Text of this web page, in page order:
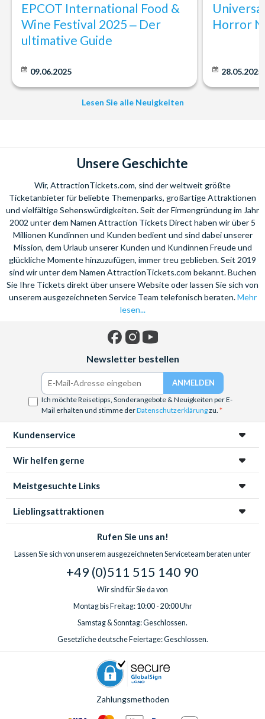
EPCOT International Food &
Wine Festival 2025 ‒ Der
ultimative Guide
09.06.2025
Horror
28.05.2025
Lesen Sie alle Neuigkeiten
Unsere Geschichte
Wir, AttractionTickets.com, sind der weltweit größte
Ticketanbieter für beliebte Themenparks, großartige Attraktionen
und vielfältige Sehenswürdigkeiten. Seit der Firmengründung im Jahr
2002 unter dem Namen Attraction Tickets Direct haben wir über 5
Millionen Kundinnen und Kunden bedient und sind dabei unserer
Mission, dem Urlaub unserer Kunden und Kundinnen Freude und
glückliche Momente hinzuzufügen, immer treu geblieben. Seit 2019
sind wir unter dem Namen AttractionTickets.com bekannt. Buchen
Sie Ihre Tickets direkt über unsere Website oder lassen Sie sich von
unserem ausgezeichneten Service Team telefonisch beraten.Mehr
lesen...
Newsletter bestellen
Ich möchte Reisetipps, Sonderangebote & Neuigkeiten per E-
Mail erhalten und stimme derDatenschutzerklärungzu.
Kundenservice
Wir helfen gerne
Meistgesuchte Links
Lieblingsattraktionen
Rufen Sie uns an!
Lassen Sie sich von unserem ausgezeichneten Serviceteam beraten unter
+49 (0)511 515 140 90
Wir sind für Sie da von
Montag bis Freitag: 10:00 - 20:00 Uhr
Samstag & Sonntag: Geschlossen.
Gesetzliche deutsche Feiertage: Geschlossen.
Zahlungsmethoden